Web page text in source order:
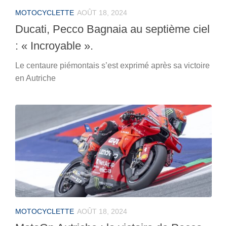
MOTOCYCLETTE AOÛT 18, 2024
Ducati, Pecco Bagnaia au septième ciel
: « Incroyable ».
Le centaure piémontais s’est exprimé après sa victoire
en Autriche
MOTOCYCLETTE AOÛT 18, 2024